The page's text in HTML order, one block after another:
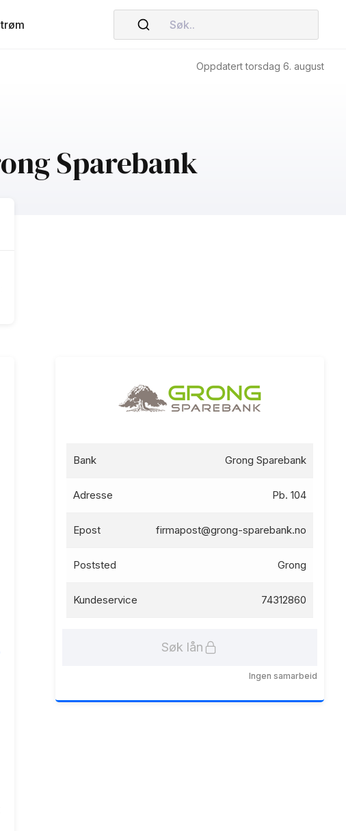
Søk..
Oppdatert torsdag 6. august
Sparebank
Bank Grong Sparebank
Adresse Pb. 104
Epost firmapost@grong-sparebank.no
Poststed Grong
Kundeservice 74312860
Søk lån
Ingen samarbeid